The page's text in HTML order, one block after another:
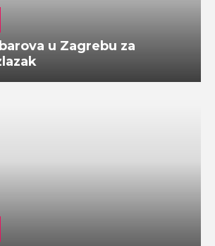
u Zagrebu za